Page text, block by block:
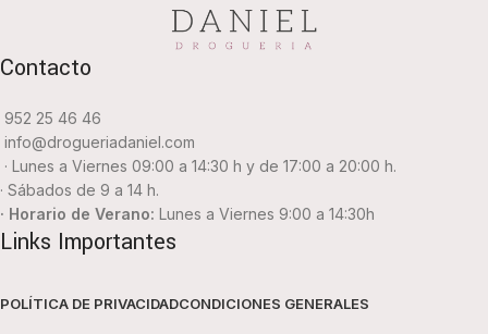
Contacto
952 25 46 46
info@drogueriadaniel.com
· Lunes a Viernes 09:00 a 14:30 h y de 17:00 a 20:00 h.
· Sábados de 9 a 14 h.
· Horario de Verano: Lunes a Viernes 9:00 a 14:30h
Links Importantes
POLÍTICA DE PRIVACIDADCONDICIONES GENERALES